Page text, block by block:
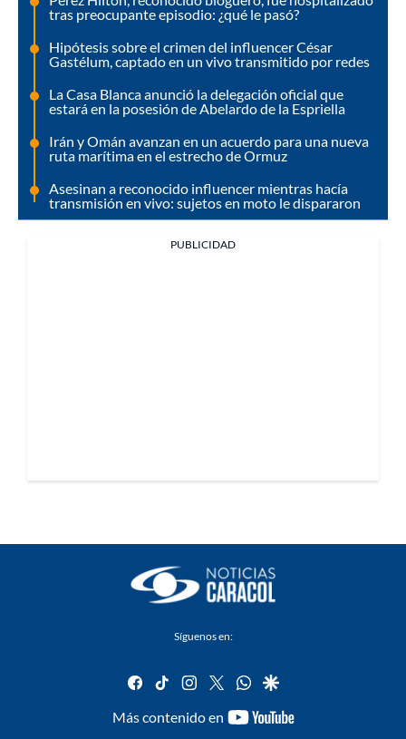
tras preocupante episodio: ¿qué le pasó?
Hipótesis sobre el crimen del influencer César
Gastélum, captado en un vivo transmitido por redes
La Casa Blanca anunció la delegación oficial que
estará en la posesión de Abelardo de la Espriella
Irán y Omán avanzan en un acuerdo para una nueva
ruta marítima en el estrecho de Ormuz
Asesinan a reconocido influencer mientras hacía
transmisión en vivo: sujetos en moto le dispararon
PUBLICIDAD
Síguenos en:
facebook
tiktok instagram
twitterwhatsapp
google
Más contenido en
youtube-